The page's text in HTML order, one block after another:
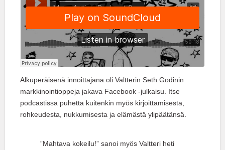
Alkuperäisenä innoittajana oli Valtterin Seth Godinin
markkinointioppeja jakava Facebook -julkaisu. Itse
podcastissa puhetta kuitenkin myös kirjoittamisesta,
rohkeudesta, nukkumisesta ja elämästä ylipäätänsä.
”Mahtava kokeilu!” sanoi myös Valtteri heti